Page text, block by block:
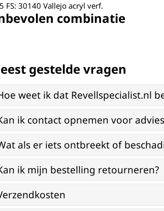
FS: 30140 Vallejo acryl verf.
combinatie
gestelde vragen
weet ik dat Revellspecialist.nl
ik contact opnemen voor
als er iets ontbreekt of
ik mijn bestelling retourneren?